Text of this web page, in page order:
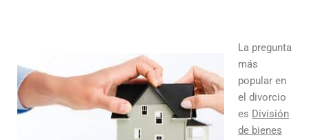
La pregunta
más
popular en
el divorcio
es División
de bienes